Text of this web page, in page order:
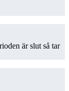
är slut så tar